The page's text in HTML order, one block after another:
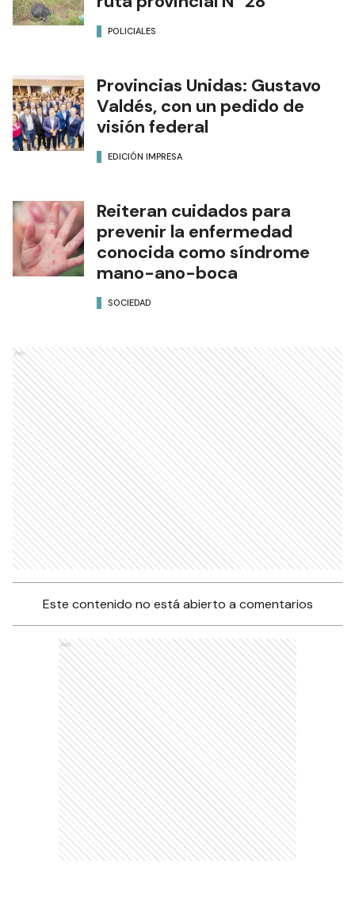
POLICIALES
Provincias Unidas: Gustavo
Valdés, con un pedido de
visión federal
EDICIÓN IMPRESA
Reiteran cuidados para
prevenir la enfermedad
conocida como síndrome
mano-ano-boca
SOCIEDAD
Ads
Este contenido no está abierto a comentarios
Ads